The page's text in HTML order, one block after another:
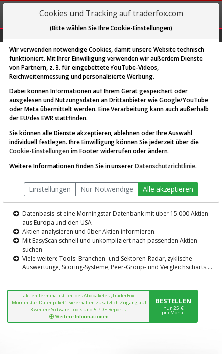
REGIS-
TRIEREN
Diese Funktion ist nur für
AKTIEN-TERMINAL
Die Aktienanalyse-Plattform von
TraderFox
Datenbasis ist eine Morningstar-Datenbank mit über 15.000 Aktien
aus Europa und den USA
Aktien analysieren und über Aktien informieren.
Mit EasyScan schnell und unkompliziert nach passenden Aktien
suchen
Viele weitere Tools: Branchen- und Sektoren-Radar, zyklische
Auswertunge, Scoring-Systeme, Peer-Group- und Vergleichscharts....
aktien Terminal ist Teil des Abopaketes „TraderFox
Morninstar-Datenpaket“. Sie erhalten zusätzlich Zugang auf
3 weitere Software-Tools und 5 PDF-Reports.
Weitere Informationen
BESTELLEN
nur 25 €
pro Monat
Cookies und Tracking auf traderfox.com
(Bitte wählen Sie Ihre Cookie-Einstellungen)
Wir verwenden notwendige Cookies, damit unsere Website technisch
funktioniert. Mit Ihrer Einwilligung verwenden wir außerdem Dienste
von Partnern, z. B. für eingebettete YouTube-Videos,
Reichweitenmessung und personalisierte Werbung.
Dabei können Informationen auf Ihrem Gerät gespeichert oder
ausgelesen und Nutzungsdaten an Drittanbieter wie Google/YouTube
oder Meta übermittelt werden. Eine Verarbeitung kann auch außerhalb
der EU/des EWR stattfinden.
Sie können alle Dienste akzeptieren, ablehnen oder Ihre Auswahl
individuell festlegen. Ihre Einwilligung können Sie jederzeit über die
Cookie-Einstellungen im Footer widerrufen oder ändern.
Weitere Informationen finden Sie in unsererDatenschutzrichtlinie.
Einstellungen Nur Notwendige Alle akzeptieren